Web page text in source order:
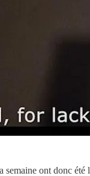
ont donc